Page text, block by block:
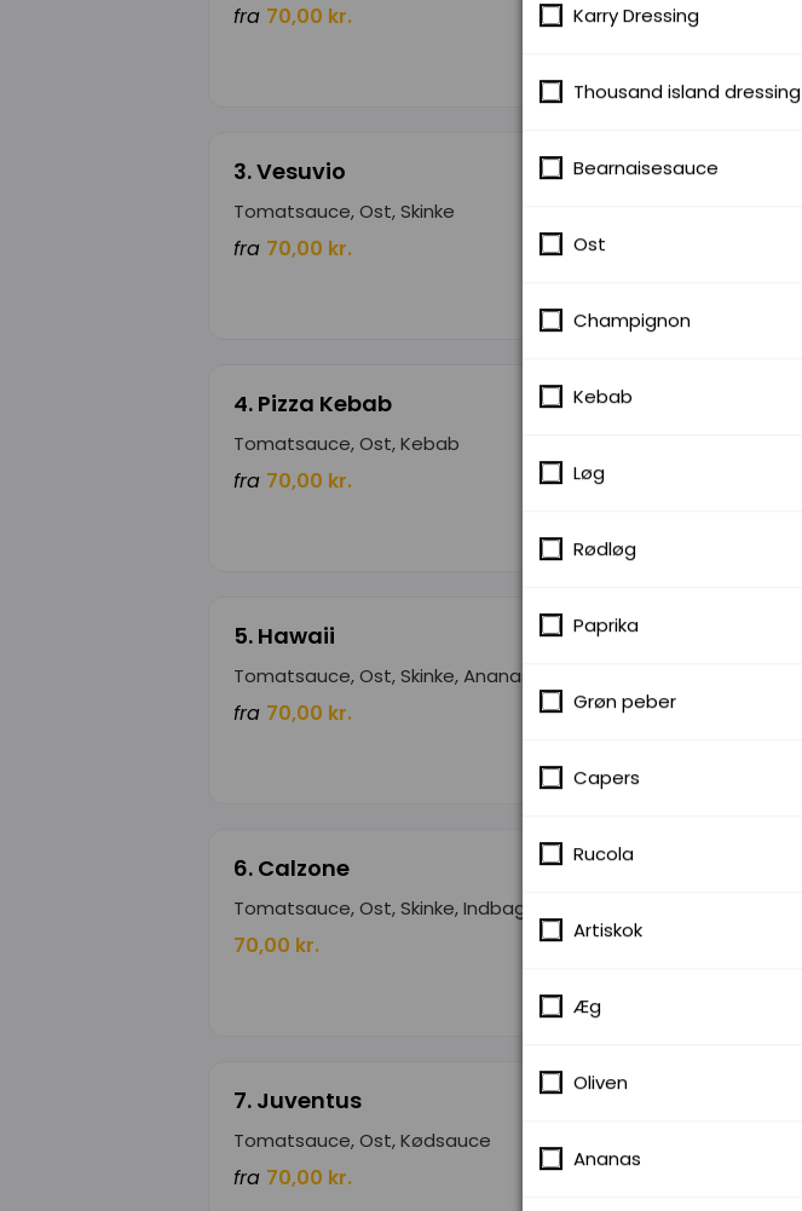
fra 70,00 kr.
3. Vesuvio
Tomatsauce, Ost, Skinke
fra 70,00 kr.
4. Pizza Kebab
Tomatsauce, Ost, Kebab
fra 70,00 kr.
5. Hawaii
Tomatsauce, Ost, Skinke, Ananas
fra 70,00 kr.
6. Calzone
Tomatsauce, Ost, Skinke, Indbagt
70,00 kr.
7. Juventus
Tomatsauce, Ost, Kødsauce
fra 70,00 kr.
Karry Dressing
Thousand island dressing
Bearnaisesauce
Ost
Champignon
Kebab
Løg
Rødløg
Paprika
Grøn peber
Capers
Rucola
Artiskok
Æg
Oliven
Ananas